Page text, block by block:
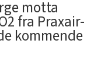
motta
fra Praxair-
kommende